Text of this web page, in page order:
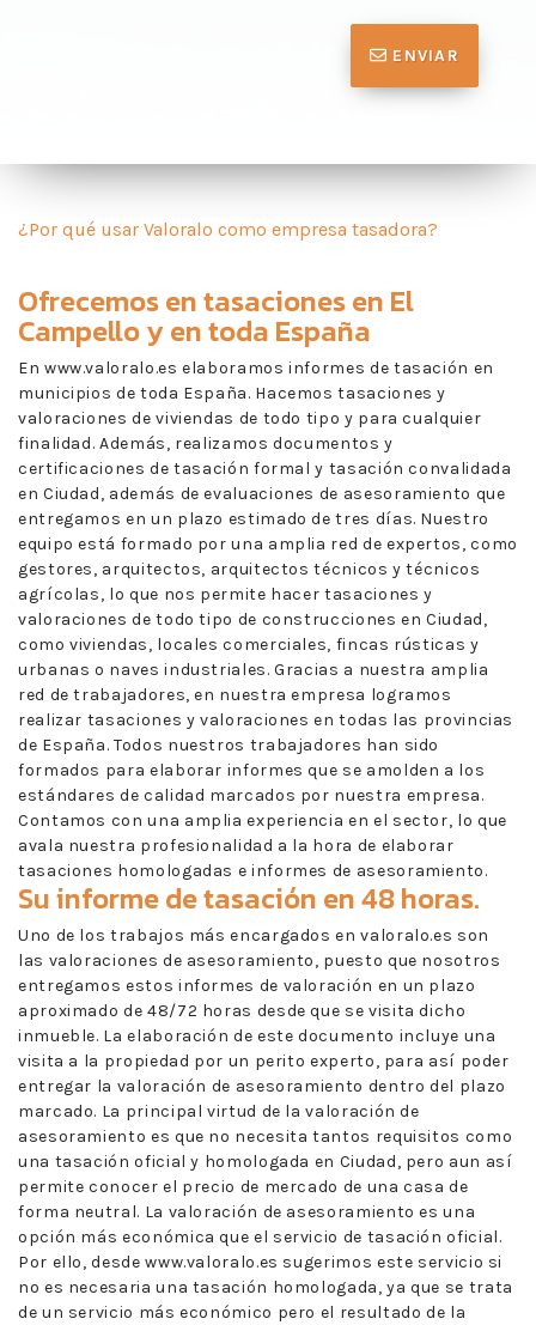
ENVIAR
¿Por qué usar Valoralo como empresa tasadora?
Ofrecemos entasaciones en El
Campelloy en toda España
En www.valoralo.es elaboramos informes de tasación en
municipios de toda España. Hacemos tasaciones y
valoraciones de viviendas de todo tipo y para cualquier
finalidad. Además, realizamos documentos y
certificaciones de tasación formal y tasación convalidada
en Ciudad, además de evaluaciones de asesoramiento que
entregamos en un plazo estimado de tres días. Nuestro
equipo está formado por una amplia red de expertos, como
gestores, arquitectos, arquitectos técnicos y técnicos
agrícolas, lo que nos permite hacer tasaciones y
valoraciones de todo tipo de construcciones en Ciudad,
como viviendas, locales comerciales, fincas rústicas y
urbanas o naves industriales. Gracias a nuestra amplia
red de trabajadores, en nuestra empresa logramos
realizar tasaciones y valoraciones en todas las provincias
de España. Todos nuestros trabajadores han sido
formados para elaborar informes que se amolden a los
estándares de calidad marcados por nuestra empresa.
Contamos con una amplia experiencia en el sector, lo que
avala nuestra profesionalidad a la hora de elaborar
tasaciones homologadas e informes de asesoramiento.
Su informe de tasación en 48 horas.
Uno de los trabajos más encargados en valoralo.es son
las valoraciones de asesoramiento, puesto que nosotros
entregamos estos informes de valoración en un plazo
aproximado de 48/72 horas desde que se visita dicho
inmueble. La elaboración de este documento incluye una
visita a la propiedad por un perito experto, para así poder
entregar la valoración de asesoramiento dentro del plazo
marcado. La principal virtud de la valoración de
asesoramiento es que no necesita tantos requisitos como
una tasación oficial y homologada en Ciudad, pero aun así
permite conocer el precio de mercado de una casa de
forma neutral. La valoración de asesoramiento es una
opción más económica que el servicio de tasación oficial.
Por ello, desde www.valoralo.es sugerimos este servicio si
no es necesaria una tasación homologada, ya que se trata
de un servicio más económico pero el resultado de la